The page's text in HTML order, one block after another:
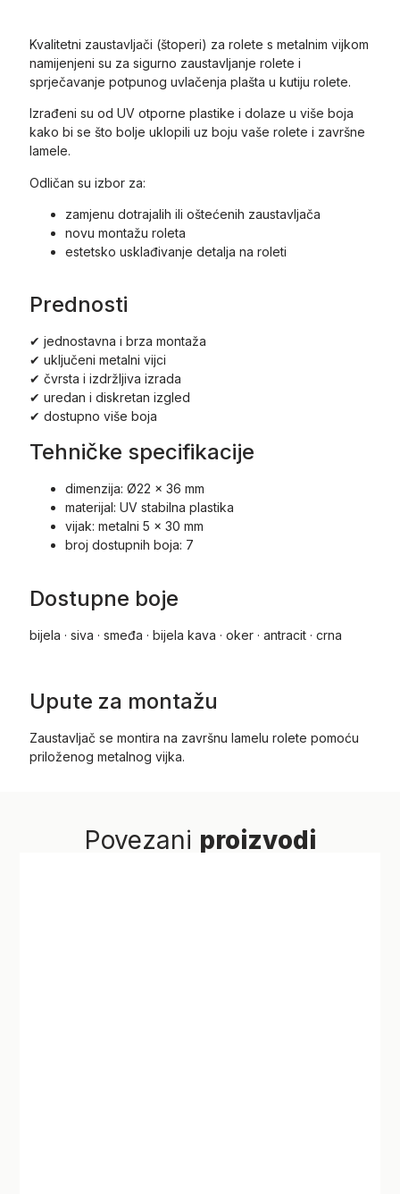
Kvalitetni zaustavljači (štoperi) za rolete s metalnim vijkom
namijenjeni su za sigurno zaustavljanje rolete i
sprječavanje potpunog uvlačenja plašta u kutiju rolete.
Izrađeni su od UV otporne plastike i dolaze u više boja
kako bi se što bolje uklopili uz boju vaše rolete i završne
lamele.
Odličan su izbor za:
zamjenu dotrajalih ili oštećenih zaustavljača
novu montažu roleta
estetsko usklađivanje detalja na roleti
Prednosti
✔ jednostavna i brza montaža
✔ uključeni metalni vijci
✔ čvrsta i izdržljiva izrada
✔ uredan i diskretan izgled
✔ dostupno više boja
Tehničke specifikacije
dimenzija: Ø22 × 36 mm
materijal: UV stabilna plastika
vijak: metalni 5 × 30 mm
broj dostupnih boja: 7
Dostupne boje
bijela · siva · smeđa · bijela kava · oker · antracit · crna
Upute za montažu
Zaustavljač se montira na završnu lamelu rolete pomoću
priloženog metalnog vijka.
Povezani proizvodi